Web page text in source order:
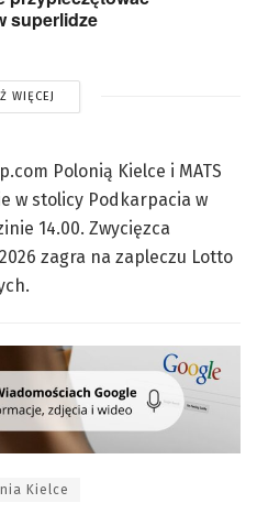
superlidze
WIĘCEJ
Polonią Kielce i MATS
w stolicy Podkarpacia w
14.00. Zwycięzca
zagra na zapleczu Lotto
Kielce